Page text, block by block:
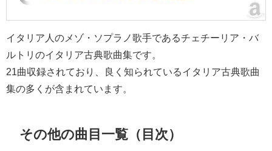
イタリア人のメゾ・ソプラノ歌手であるチェチーリア・バ
ルトリのイタリア古典歌曲集です。
21曲収録されており、良く知られているイタリア古典歌曲
集の多くが含まれています。
その他の曲目一覧（目次）